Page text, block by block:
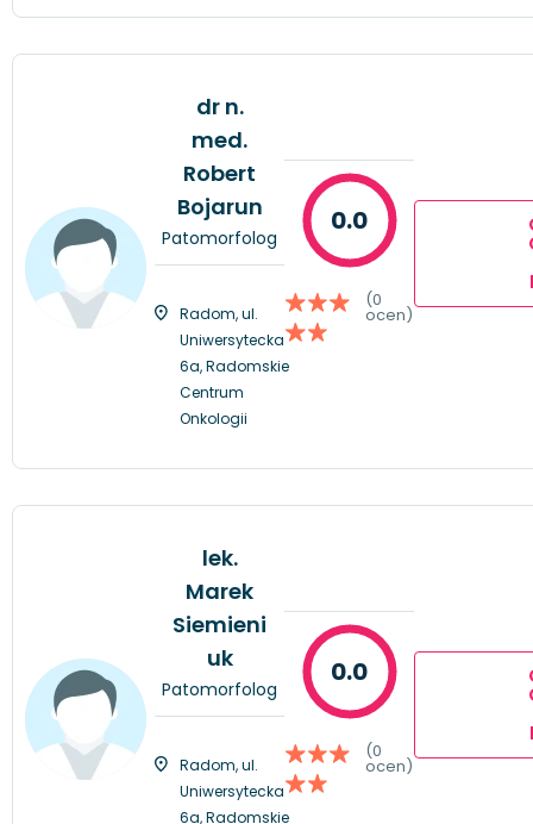
dr n.
med.
Robert
Bojarun
Patomorfolog
Radom, ul.
Uniwersytecka
6a, Radomskie
Centrum
Onkologii
0.0
(0
ocen)
lek.
Marek
Siemieni
uk
Patomorfolog
Radom, ul.
Uniwersytecka
6a, Radomskie
0.0
(0
ocen)